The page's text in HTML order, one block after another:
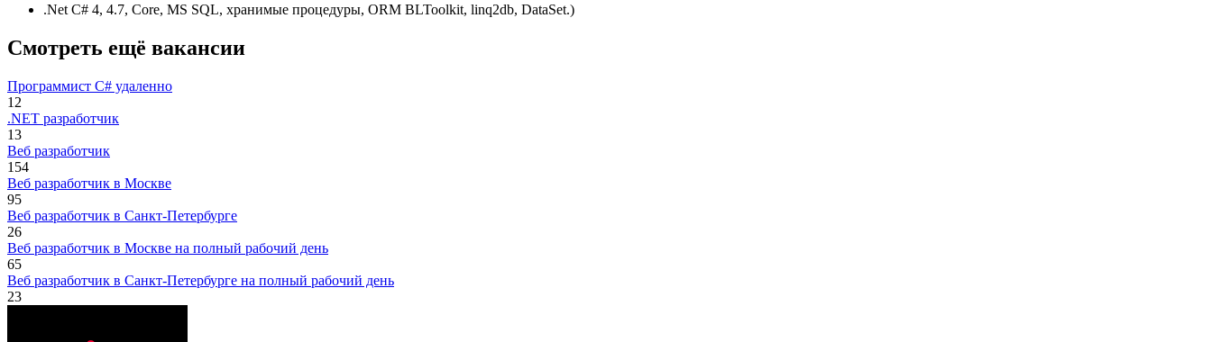
.Net C# 4, 4.7, Сore, MS SQL, хранимые процедуры, ОRМ BLToolkit, linq2db, DataSet.)
Смотреть ещё вакансии
Программист C# удаленно
12
.NET разработчик
13
Веб разработчик
154
Веб разработчик в Москве
95
Веб разработчик в Санкт-Петербурге
26
Веб разработчик в Москве на полный рабочий день
65
Веб разработчик в Санкт-Петербурге на полный рабочий день
23